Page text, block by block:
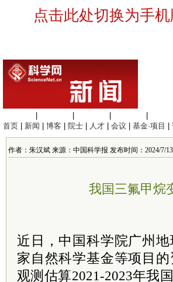
点击此处切换为手
首页
新闻 博客 院士 人才 会议 基金·项目
作者：朱汉斌 来源：中国科学报 发布时间：2024/7/13
我国三氟甲烷
近日，中国科学院广州
家自然科学基金等项目
观测估算2021-2023年我